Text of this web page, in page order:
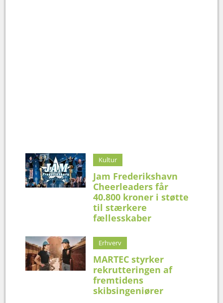
Kultur
Jam Frederikshavn
Cheerleaders får
40.800 kroner i støtte
til stærkere
fællesskaber
Erhverv
MARTEC styrker
rekrutteringen af
fremtidens
skibsingeniører